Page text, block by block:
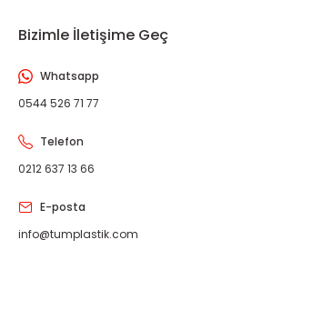
Bizimle İletişime Geç
Whatsapp
0544 526 71 77
Telefon
0212 637 13 66
E-posta
info@tumplastik.com